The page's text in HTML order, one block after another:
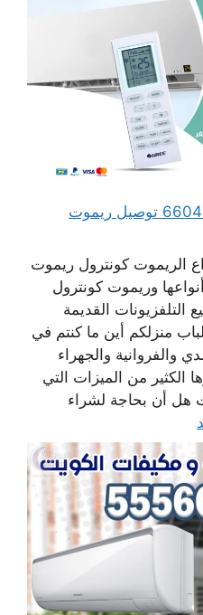
توصيل ريموت للمنزل 66041166 توصيل ريموت
الريموت كونترول ريموت
وريموت كونترول
القديمة
منزلكم أين ما كنتم في
والفروانية والجهراء
الكثير من الميزات التي
هل أن بحاجة لشراء